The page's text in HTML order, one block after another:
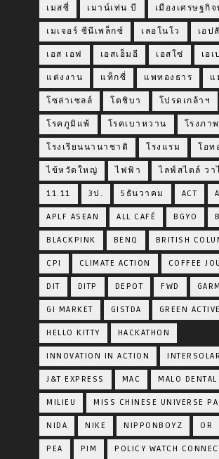
เมสซี่ เมาน์เท่น บี เมืองเศรษฐกิจ
เมเจอร์ ซีนีเพล็กซ์ เลอโนโว เอป
เอส เอฟ เอสเอ็มอี เอสโซ่ เอเ
แต่งงาน แท็กซี่ แพทองธาร แ
โซล่าเซลล์ โตชิบา โปรดเกล้าฯ
โรคภูมิแพ้ โรคเบาหวาน โรงภา
โรงเรียนนานาชาติ โรงแรม โอท
ไข้หวัดใหญ่ ไฟฟ้า ไลฟ์สไตล์ วา
11.11 3ป. 5ธันวาคม ACT
APLF ASEAN ALL CAFÉ BGYO
BLACKPINK BENQ BRITISH
CPI CLIMATE ACTION COFFEE
DIT DITP DEPOT FWD
GI MARKET GISTDA GREEN ACTIVE
HELLO KITTY HACKATHON
INNOVATION IN ACTION
J&T EXPRESS MAC MALO DENTAL
MILIEU MISS CHINESE UNIVERSE
NIDA NIKE NIPPONBOYZ OR
PEA PIM POLICY WATCH